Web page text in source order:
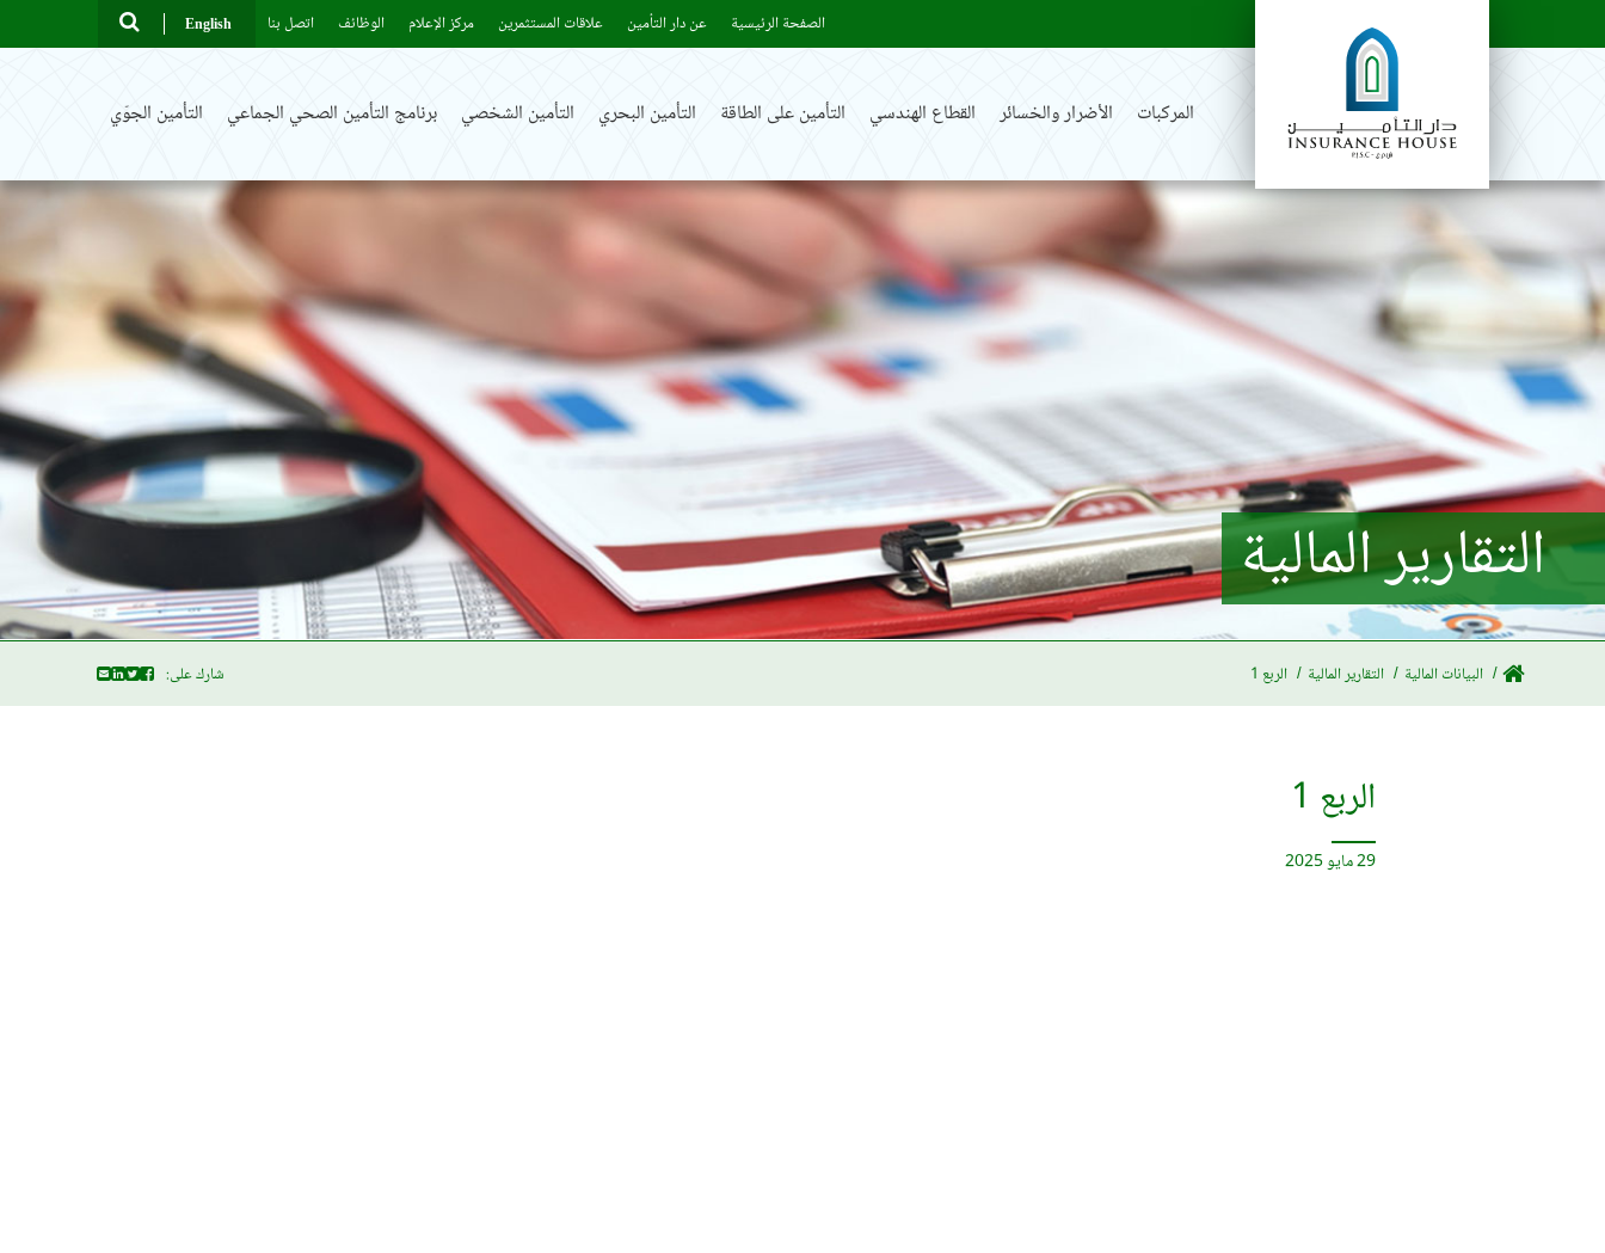
الصفحة الرئيسية عن دار التأمين علاقات المستثمرين مركز الإعلام الوظائف اتصل بنا English
المركبات الأضرار والخسائر القطاع الهندسي التأمين على الطاقة التأمين البحري التأمين الشخصي برنامج التأمين الصحي الجماعي التأمين الجوّي
التقارير المالية
البيانات المالية التقارير المالية الربع 1 شارك على:
الربع 1
29 مايو 2025